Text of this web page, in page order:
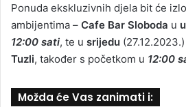
Ponuda ekskluzivnih djela bit će
ambijentima – Cafe Bar Sloboda u
12:00 sati, te u srijedu
Tuzli, također s početkom u 12:00
Možda će Vas zanimati i: